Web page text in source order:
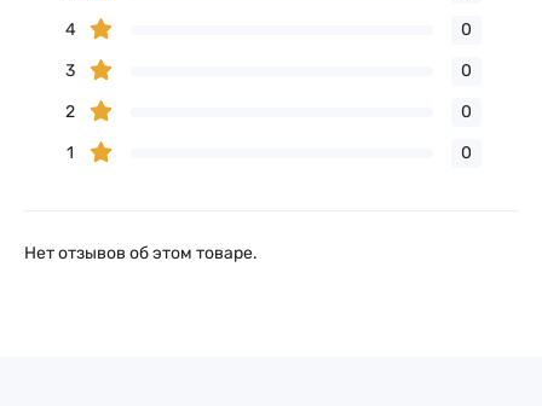
4
0
3
0
2
0
1
0
Нет отзывов об этом товаре.